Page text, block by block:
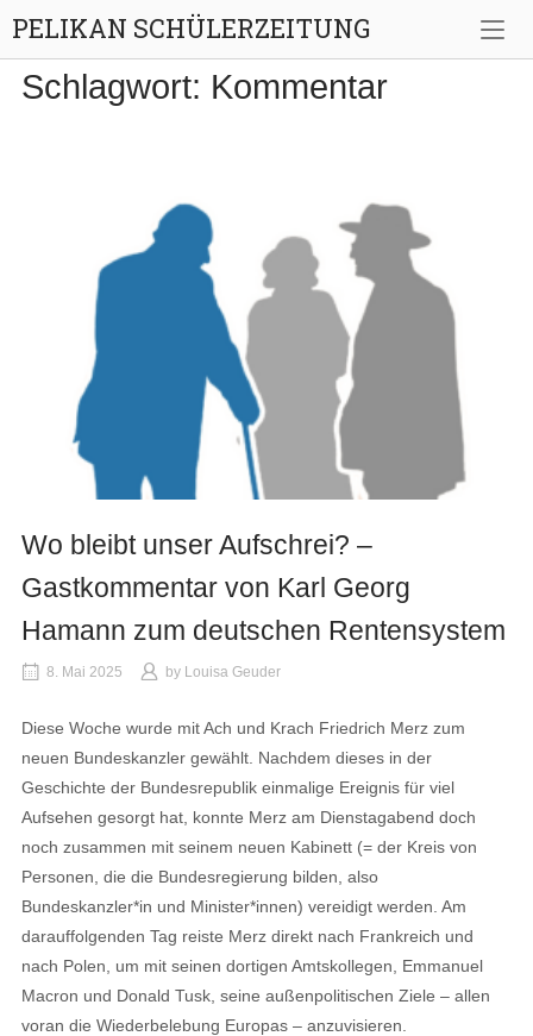
PELIKAN SCHÜLERZEITUNG
Schlagwort: Kommentar
Wo bleibt unser Aufschrei? –
Gastkommentar von Karl Georg
Hamann zum deutschen Rentensystem
8. Mai 2025 by Louisa Geuder
Diese Woche wurde mit Ach und Krach Friedrich Merz zum
neuen Bundeskanzler gewählt. Nachdem dieses in der
Geschichte der Bundesrepublik einmalige Ereignis für viel
Aufsehen gesorgt hat, konnte Merz am Dienstagabend doch
noch zusammen mit seinem neuen Kabinett (= der Kreis von
Personen, die die Bundesregierung bilden, also
Bundeskanzler*in und Minister*innen) vereidigt werden. Am
darauffolgenden Tag reiste Merz direkt nach Frankreich und
nach Polen, um mit seinen dortigen Amtskollegen, Emmanuel
Macron und Donald Tusk, seine außenpolitischen Ziele – allen
voran die Wiederbelebung Europas – anzuvisieren.